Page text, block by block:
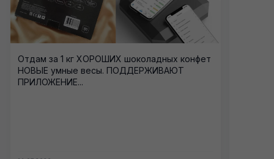
Отдам за 1 кг ХОРОШИХ шоколадных конфет
НОВЫЕ умные весы. ПОДДЕРЖИВАЮТ
ПРИЛОЖЕНИЕ...